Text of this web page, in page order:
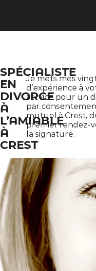
SPÉCIALISTE
EN
DIVORCE
À
L’AMIABLE
À
CREST
Je mets mes
d’expérience à
service pour un
par
mutuel à Crest,
premier rendez-
la signature.